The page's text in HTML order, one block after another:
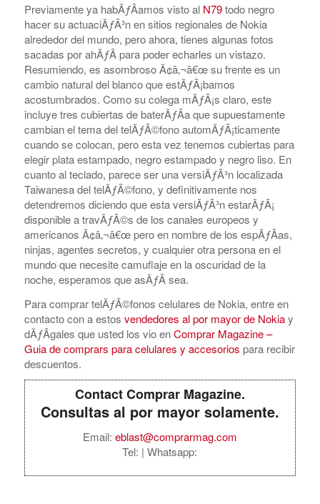
Previamente ya habÃƒÂ­amos visto al N79todo negro
hacer su actuaciÃƒÂ³n en sitios regionales de Nokia
alrededor del mundo, pero ahora, tienes algunas fotos
sacadas por ahÃƒÂ­ para poder echarles un vistazo.
Resumiendo, es asombroso Ã¢â‚¬â€œ su frente es un
cambio natural del blanco que estÃƒÂ¡bamos
acostumbrados. Como su colega mÃƒÂ¡s claro, este
incluye tres cubiertas de baterÃƒÂ­a que supuestamente
cambian el tema del telÃƒÂ©fono automÃƒÂ¡ticamente
cuando se colocan, pero esta vez tenemos cubiertas para
elegir plata estampado, negro estampado y negro liso. En
cuanto al teclado, parece ser una versiÃƒÂ³n localizada
Taiwanesa del telÃƒÂ©fono, y definitivamente nos
detendremos diciendo que esta versiÃƒÂ³n estarÃƒÂ¡
disponible a travÃƒÂ©s de los canales europeos y
americanos Ã¢â‚¬â€œ pero en nombre de los espÃƒÂ­as,
ninjas, agentes secretos, y cualquier otra persona en el
mundo que necesite camuflaje en la oscuridad de la
noche, esperamos que asÃƒÂ­ sea.
Para comprar telÃƒÂ©fonos celulares de Nokia, entre en
contacto con a estos vendedores al por mayor de Nokiay
dÃƒÂ­gales que usted los vio enComprar Magazine –
Guia de comprars para celulares y accesorios para recibir
descuentos.
Contact Comprar Magazine.
Consultas al por mayor solamente.
Email: eblast@comprarmag.com
Tel: | Whatsapp: